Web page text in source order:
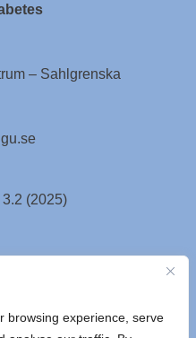
browsing experience, serve
– Sahlgrenska
(2025)
contains material